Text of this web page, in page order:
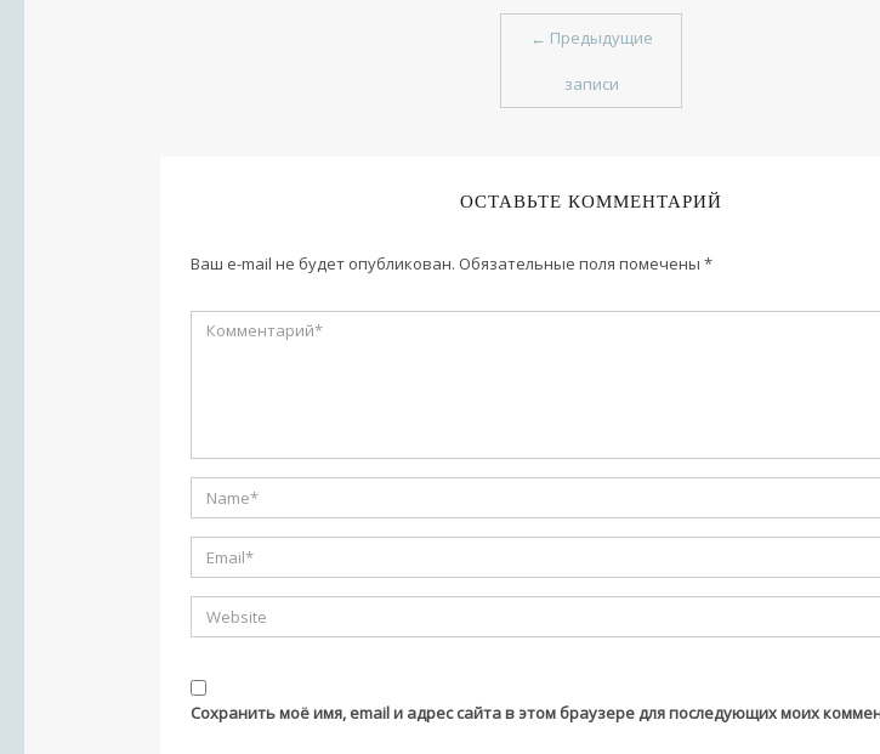
← Предыдущие
записи
ОСТАВЬТЕ КОММЕНТАРИЙ
Ваш e-mail не будет опубликован. Обязательные поля помечены *
Сохранить моё имя, email и адрес сайта в этом браузере для последующих моих